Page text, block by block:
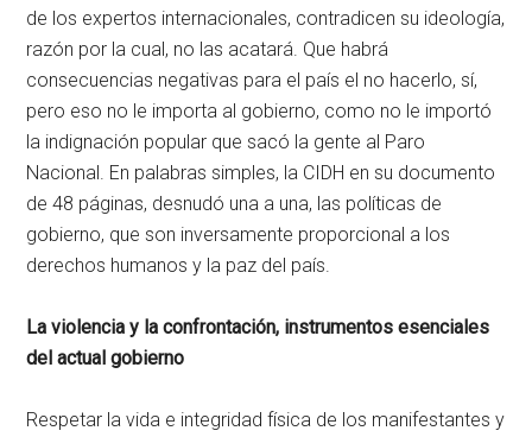
de los expertos internacionales, contradicen su ideología,
razón por la cual, no las acatará. Que habrá
consecuencias negativas para el país el no hacerlo, sí,
pero eso no le importa al gobierno, como no le importó
la indignación popular que sacó la gente al Paro
Nacional. En palabras simples, la CIDH en su documento
de 48 páginas, desnudó una a una, las políticas de
gobierno, que son inversamente proporcional a los
derechos humanos y la paz del país.
La violencia y la confrontación, instrumentos esenciales
del actual gobierno
Respetar la vida e integridad física de los manifestantes y